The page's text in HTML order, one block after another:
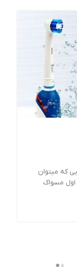
که میتوان
اول مسواک